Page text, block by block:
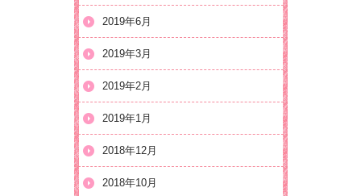
2019年6月
2019年3月
2019年2月
2019年1月
2018年12月
2018年10月